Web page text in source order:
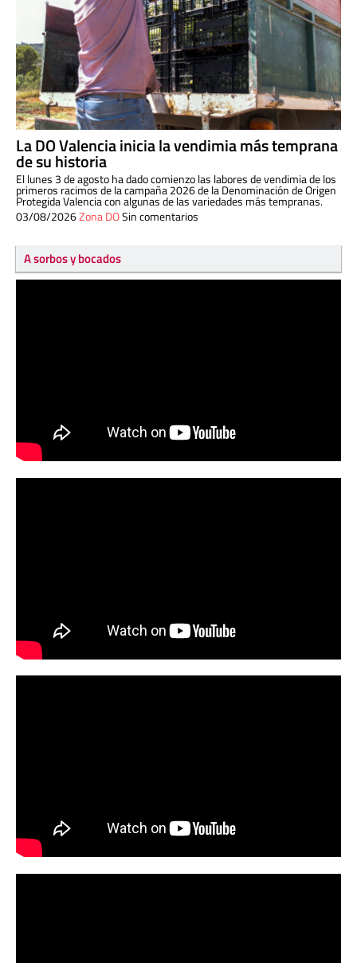
La DO Valencia inicia la vendimia más temprana
de su historia
El lunes 3 de agosto ha dado comienzo las labores de vendimia de los
primeros racimos de la campaña 2026 de la Denominación de Origen
Protegida Valencia con algunas de las variedades más tempranas.
03/08/2026Zona DOSin comentarios
A sorbos y bocados